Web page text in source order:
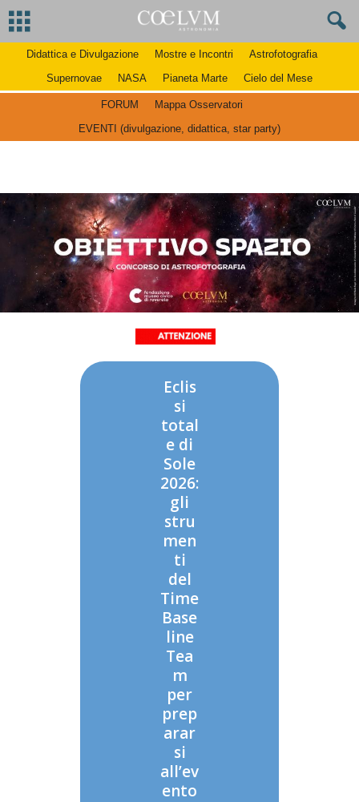
Didattica e Divulgazione Mostre e Incontri
Astrofotografia
Supernovae
NASA Pianeta Marte Cielo del Mese
FORUM
Mappa Osservatori
EVENTI (divulgazione, didattica, star party)
Eclis
si
total
e di
Sole
2026:
gli
stru
men
ti
del
Time
Base
line
Tea
m
per
prep
arar
si
all’ev
ento